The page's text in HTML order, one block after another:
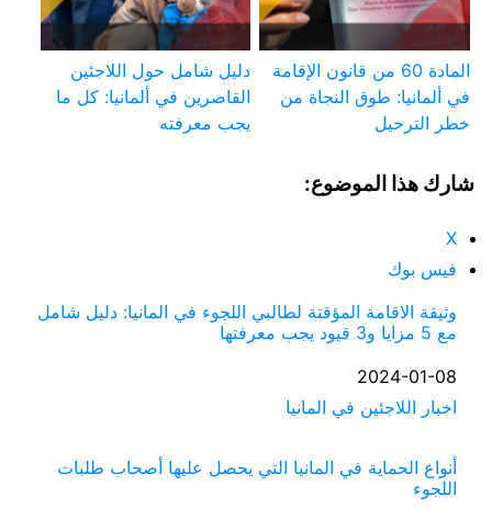
المادة 60 من قانون الإقامة
في ألمانيا: طوق النجاة من
خطر الترحيل
دليل شامل حول اللاجئين
القاصرين في ألمانيا: كل ما
يجب معرفته
شارك هذا الموضوع:
X
فيس بوك
وثيقة الاقامة المؤقتة لطالبي اللجوء في المانيا: دليل شامل
مع 5 مزايا و3 قيود يجب معرفتها
التاريخ
2024-01-08
في ما يتعلق بما يأتي
اخبار اللاجئين في المانيا
أنواع الحماية في المانيا التي يحصل عليها أصحاب طلبات
اللجوء